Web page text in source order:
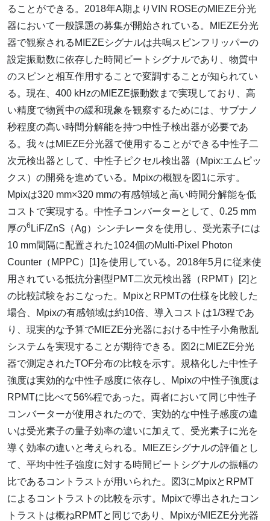
ることができる。2018年A期よりVIN ROSEのMIEZE分光
器において一般課題の募集が開始されている。MIEZE分光
器で観察されるMIEZEシグナルは共鳴スピンフリッパーの
設定振動数に依存した時間ビートシグナルであり、物質中
のスピンと相互作用することで変調することが知られてい
る。現在、400 kHzのMIEZE振動数まで実現しており、高
い精度で物質中の緩和現象を観察するためには、サブナノ
秒程度の高い時間分解能を持つ中性子検出器が必要であ
る。我々はMIEZE分光器で使用することができる中性子二
次元検出器として、中性子ピクセル検出器（Mpix:エムピッ
クス）の開発を進めている。Mpixの概観を図1に示す。
Mpixは320 mm×320 mmの有感領域と高い時間分解能を低
コストで実現する。中性子コンバーターとして、0.25 mm
厚の6 LiF/ZnS（Ag）シンチレータを使用し、受光素子には
10 mm間隔に配置された1024個のMulti-Pixel Photon
Counter（MPPC）[1]を使用している。2018年5月に従来使
用されている抵抗分割型PMT二次元検出器（RPMT）[2]と
の比較試験をおこなった。MpixとRPMTの仕様を比較した
場合、Mpixの有感領域は約10倍、導入コストは1/3程であ
り、現実的な予算でMIEZE分光器における中性子小角散乱
システムを実現することが期待できる。図2にMIEZE分光
器で測定されたTOF分布の比較を示す。規格化した中性子
強度は実効的な中性子感度に依存し、Mpixの中性子強度は
RPMTに比べて56%程であった。両者において同じ中性子
コンバーターが使用されたので、実効的な中性子感度の違
いは受光素子の量子効率の違いに加えて、受光素子に光を
導く効率の違いと考えられる。MIEZEシグナルの評価とし
て、平均中性子強度に対する時間ビートシグナルの振幅の
比であるコントラストが用いられた。図3にMpixとRPMT
によるコントラストの比較を示す。Mpixで導出されたコン
トラストは概ねRPMTと同じであり、MpixがMIEZE分光器